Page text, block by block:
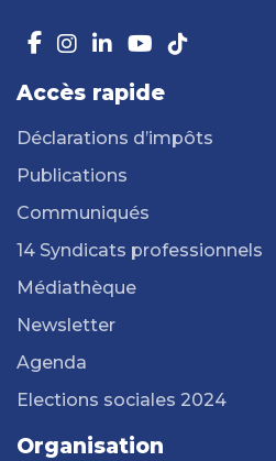
Accès rapide
Déclarations d’impôts
Publications
Communiqués
14 Syndicats professionnels
Médiathèque
Newsletter
Agenda
Elections sociales 2024
Organisation